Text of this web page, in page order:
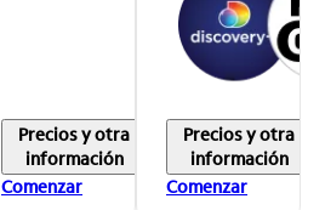
Precios y otra
información
Comenzar
Precios y otra
información
Comenzar